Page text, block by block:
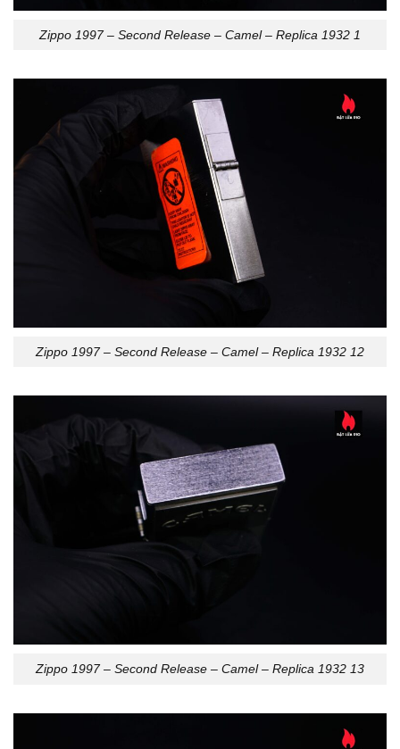
Zippo 1997 – Second Release – Camel – Replica 1932 1
Zippo 1997 – Second Release – Camel – Replica 1932 12
Zippo 1997 – Second Release – Camel – Replica 1932 13